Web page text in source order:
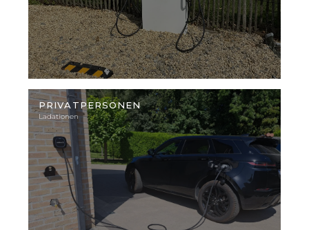
Illustratives
Foto
PRIVATPERSONEN
Ladationen